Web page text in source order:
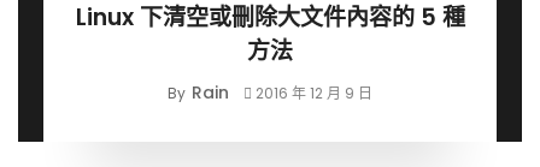
Linux 下清空或刪除大文件內容的 5 種
方法
By Rain 2016 年 12 月 9 日